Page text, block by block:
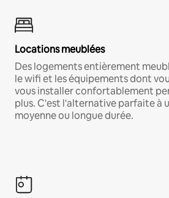
Locations meublées
Des logements entièrement
le wifi et les équipements dont
vous installer confortablement
plus. C'est l'alternative parfaite à
moyenne ou longue durée.